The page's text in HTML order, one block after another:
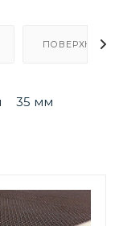
35 мм